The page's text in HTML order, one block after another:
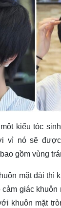
kiểu tóc
vì nó sẽ
gồm vùng
mặt dài thì
cảm giác
khuôn mặt